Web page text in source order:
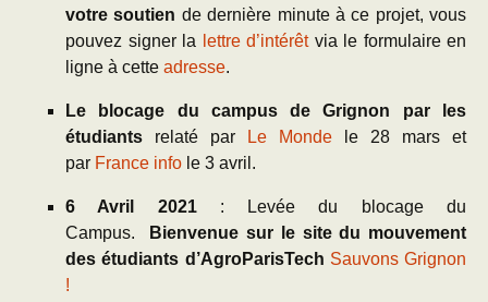
votre soutien de dernière minute à ce projet, vous
pouvez signer la
lettre d’intérêt via le formulaire en
ligne à cette adresse.
Le blocage du campus de Grignon
par les
étudiants relaté par Le Monde le 28 mars et
par France info le 3 avril.
6 Avril 2021: Levée du blocage du
Campus.
Bienvenue sur le site du mouvement
des étudiants d’AgroParisTech Sauvons Grignon
!